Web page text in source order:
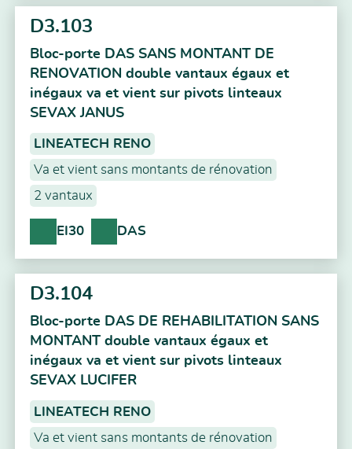
D3.103
Bloc-porte DAS SANS MONTANT DE
RENOVATION double vantaux égaux et
inégaux va et vient sur pivots linteaux
SEVAX JANUS
LINEATECH RENO
Va et vient sans montants de rénovation
2 vantaux
EI30 DAS
D3.104
Bloc-porte DAS DE REHABILITATION SANS
MONTANT double vantaux égaux et
inégaux va et vient sur pivots linteaux
SEVAX LUCIFER
LINEATECH RENO
Va et vient sans montants de rénovation